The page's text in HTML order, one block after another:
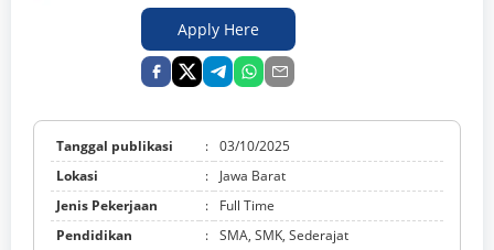
Apply Here
Tanggal publikasi : 03/10/2025
Lokasi
:
Jawa Barat
Jenis Pekerjaan
:
Full Time
Pendidikan
: SMA, SMK, Sederajat